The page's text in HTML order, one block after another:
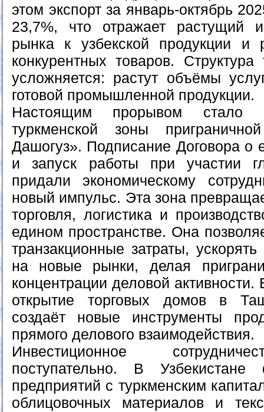
этом экспорт за январь-октябрь
23,7%, что отражает растущий
рынка к узбекской продукции и
конкурентных товаров. Структура
усложняется: растут объёмы
готовой промышленной продукции.
Настоящим прорывом стало
туркменской зоны
Дашогуз». Подписание Договора о
и запуск работы при участии
придали экономическому
новый импульс. Эта зона
торговля, логистика и
едином пространстве. Она
транзакционные затраты,
на новые рынки, делая
концентрации деловой
открытие торговых домов в
создаёт новые инструменты
прямого делового взаимодействия.
Инвестиционное
поступательно. В Узбекистане
предприятий с туркменским
облицовочных материалов и